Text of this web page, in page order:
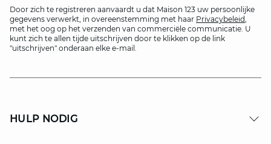
Door zich te registreren aanvaardt u dat Maison 123 uw persoonlijke
gegevens verwerkt, in overeenstemming met haar Privacybeleid,
met het oog op het verzenden van commerciële communicatie. U
kunt zich te allen tijde uitschrijven door te klikken op de link
"uitschrijven" onderaan elke e-mail.
HULP NODIG